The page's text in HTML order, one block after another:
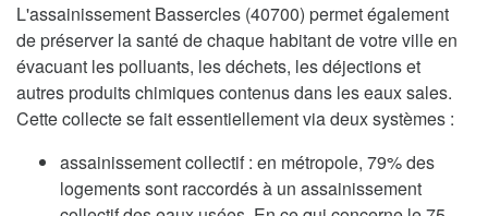
L'assainissement Bassercles (40700) permet également
de préserver la santé de chaque habitant de votre ville en
évacuant les polluants, les déchets, les déjections et
autres produits chimiques contenus dans les eaux sales.
Cette collecte se fait essentiellement via deux systèmes :
assainissement collectif : en métropole, 79% des
logements sont raccordés à un assainissement